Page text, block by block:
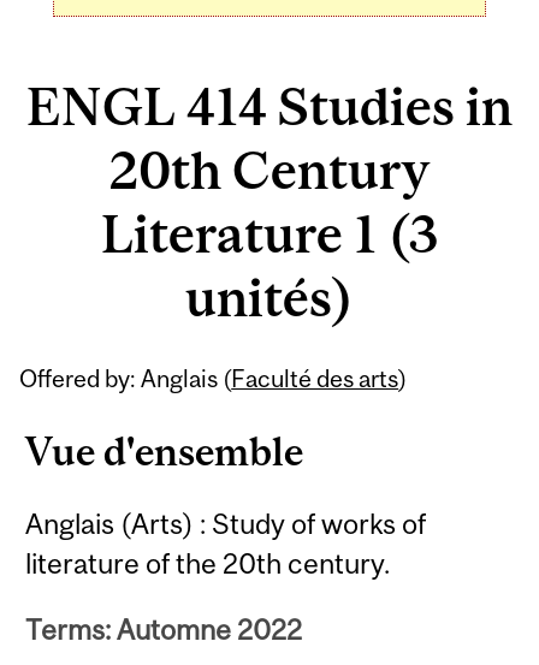
ENGL 414 Studies in
20th Century
Literature 1 (3
unités)
Offered by: Anglais (Faculté des arts)
Vue d'ensemble
Anglais (Arts) : Study of works of
literature of the 20th century.
Terms: Automne 2022
Related